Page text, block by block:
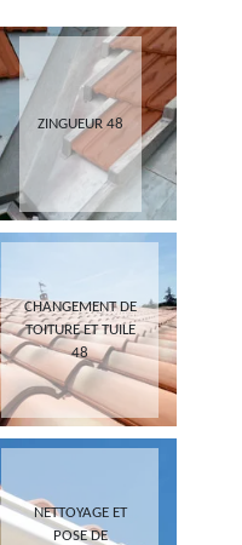
ZINGUEUR 48
CHANGEMENT DE
TOITURE ET TUILE
48
NETTOYAGE ET
POSE DE